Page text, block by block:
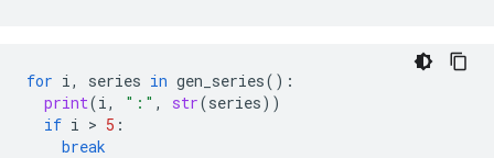
for i, series in gen_series():
print(i, ":" , str(series))
if i > 5 :
break